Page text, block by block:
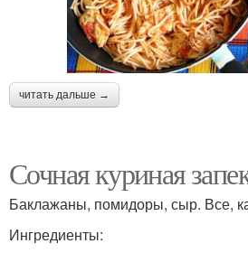
читать дальше →
Сочная куриная
Баклажаны, помидоры, сыр. Все,
Ингредиенты: